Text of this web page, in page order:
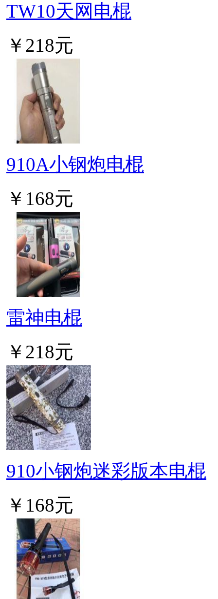
TW10天网电棍
￥218元
910A小钢炮电棍
￥168元
雷神电棍
￥218元
910小钢炮迷彩版本电棍
￥168元